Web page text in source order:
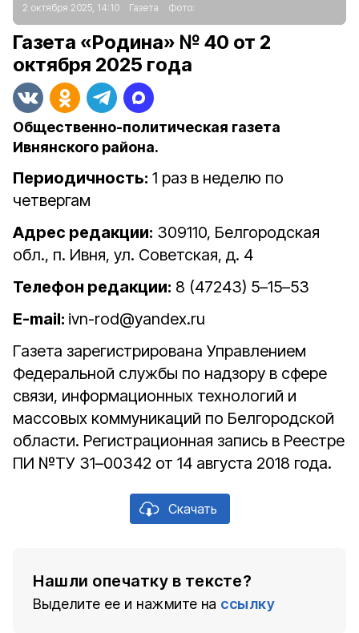
2 октября 2025, 14:10 Газета Фото:
Газета «Родина» № 40 от 2
октября 2025 года
Общественно-политическая газета
Ивнянского района.
Периодичность: 1 раз в неделю по
четвергам
Адрес редакции: 309110, Белгородская
обл., п. Ивня, ул. Советская, д. 4
Телефон редакции: 8 (47243) 5–15–53
E-mail: ivn-rod@yandex.ru
Газета зарегистрирована Управлением
Федеральной службы по надзору в сфере
связи, информационных технологий и
массовых коммуникаций по Белгородской
области. Регистрационная запись в Реестре
ПИ №ТУ 31–00342 от 14 августа 2018 года.
Скачать
Нашли опечатку в тексте?
Выделите ее и нажмите на ссылку